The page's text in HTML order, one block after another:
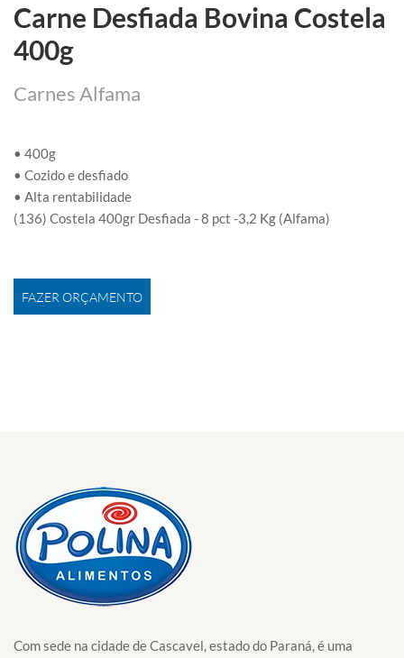
Carne Desfiada Bovina Costela
400g
Carnes Alfama
• 400g
• Cozido e desfiado
• Alta rentabilidade
(136) Costela 400gr Desfiada - 8 pct -3,2 Kg (Alfama)
FAZER ORÇAMENTO
Com sede na cidade de Cascavel, estado do Paraná, é uma